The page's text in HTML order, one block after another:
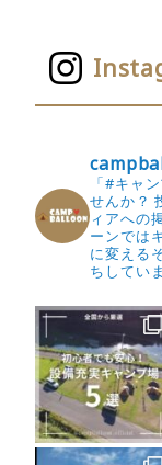
「#キャ
せんか？
ィアへの
ーンでは
に変える
ちしてい